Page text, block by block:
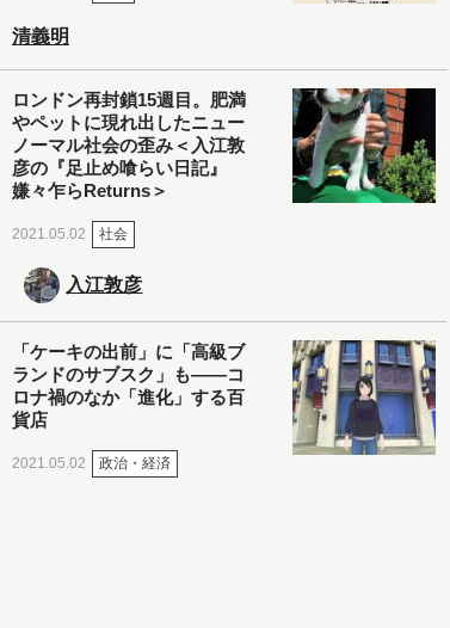
清義明
ロンドン再封鎖15週目。肥満
やペットに現れ出したニュー
ノーマル社会の歪み＜入江敦
彦の『足止め喰らい日記』
嫌々乍らReturns＞
2021.05.02 社会
入江敦彦
「ケーキの出前」に「高級ブ
ランドのサブスク」も――コ
ロナ禍のなか「進化」する百
貨店
2021.05.02 政治・経済